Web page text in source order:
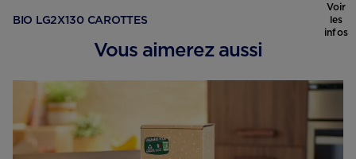
BIO LG2X130 CAROTTES
Voir
les
infos
Vous aimerez aussi